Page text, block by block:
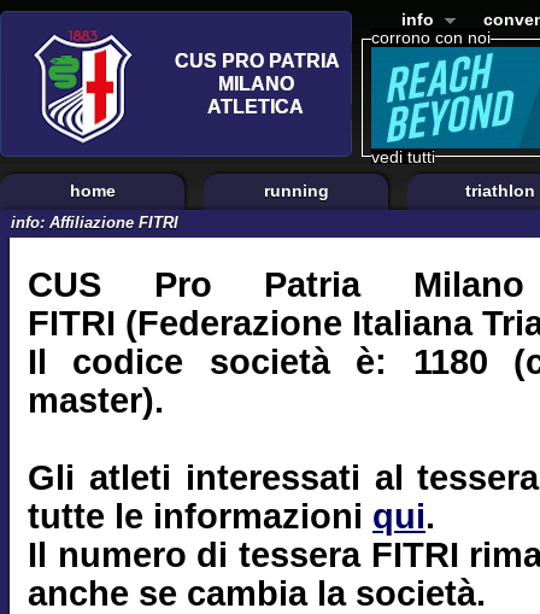
corrono con noi
vedi tutti
info
home running triathlon
info: Affiliazione FITRI
CUS Pro Patria
FITRI (Federazione Italiana
Il codice società è: 1180
master).
Gli atleti interessati al
tutte le informazioni qui.
Il numero di tessera FITRI
anche se cambia la società.